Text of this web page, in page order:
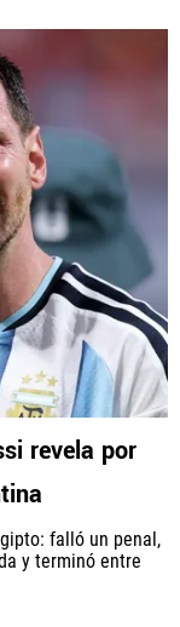
revela por
falló un penal,
y terminó entre